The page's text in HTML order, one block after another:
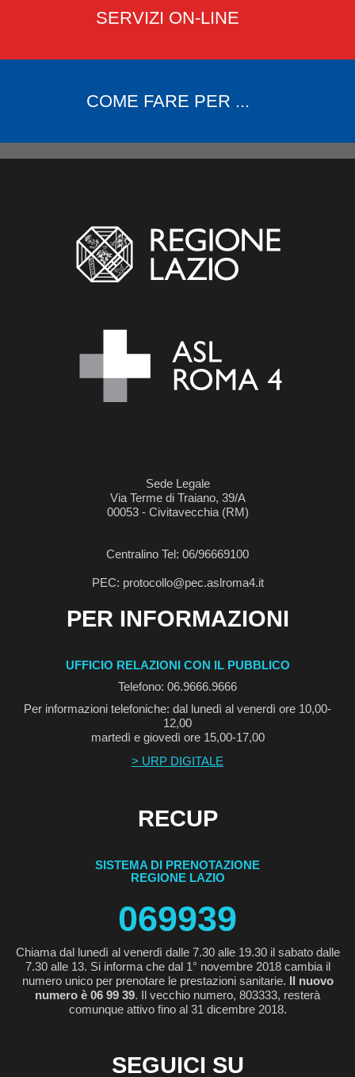
SERVIZI ON-LINE
COME FARE PER ...
Sede Legale
Via Terme di Traiano, 39/A
00053 - Civitavecchia (RM)
Centralino Tel: 06/96669100
PEC: protocollo@pec.aslroma4.it
PER INFORMAZIONI
UFFICIO RELAZIONI CON IL PUBBLICO
Telefono: 06.9666.9666
Per informazioni telefoniche: dal lunedì al venerdì ore 10,00-
12,00
martedì e giovedì ore 15,00-17,00
> URP DIGITALE
RECUP
SISTEMA DI PRENOTAZIONE
REGIONE LAZIO
069939
Chiama dal lunedì al venerdì dalle 7.30 alle 19.30 il sabato dalle
7.30 alle 13. Si informa che dal 1° novembre 2018 cambia il
numero unico per prenotare le prestazioni sanitarie. Il nuovo
numero è 06 99 39. Il vecchio numero, 803333, resterà
comunque attivo fino al 31 dicembre 2018.
SEGUICI SU